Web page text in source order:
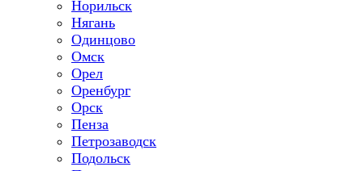
Норильск
Нягань
Одинцово
Омск
Орел
Оренбург
Орск
Пенза
Петрозаводск
Подольск